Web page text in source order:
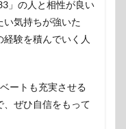
」の人と相性が良い
い気持ちが強いた
験を積んでいく人
ートも充実させる
、ぜひ自信をもって